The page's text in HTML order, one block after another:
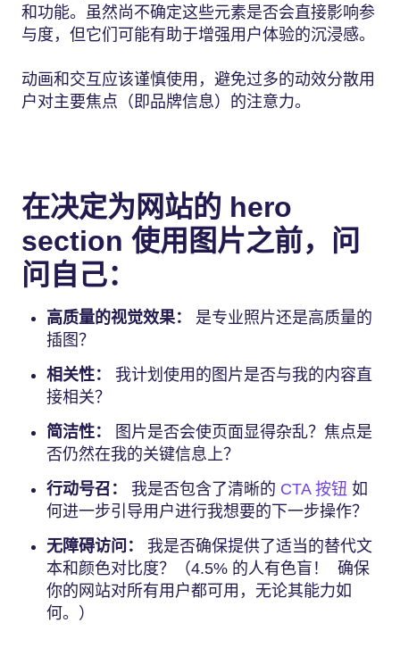
和功能。虽然尚不确定这些元素是否会直接影响参
与度，但它们可能有助于增强用户体验的沉浸感。
动画和交互应该谨慎使用，避免过多的动效分散用
户对主要焦点（即品牌信息）的注意力。
在决定为网站的 hero
section 使用图片之前，问
问自己：
高质量的视觉效果： 是专业照片还是高质量的
插图？
相关性： 我计划使用的图片是否与我的内容直
接相关？
简洁性：
图片是否会使页面显得杂乱？焦点是
否仍然在我的关键信息上？
行动号召： 我是否包含了清晰的 CTA 按钮 如
何进一步引导用户进行我想要的下一步操作？
无障碍访问： 我是否确保提供了适当的替代文
本和颜色对比度？（4.5% 的人有色盲！ 确保
你的网站对所有用户都可用，无论其能力如
何。）